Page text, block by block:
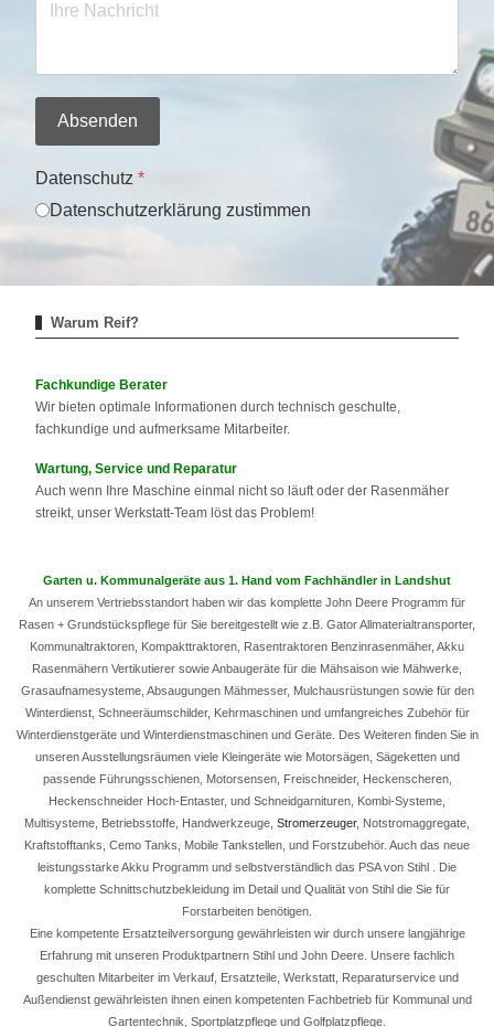
Absenden
Datenschutz *
Datenschutzerklärung zustimmen
Warum Reif?
Fachkundige Berater
Wir bieten optimale Informationen durch technisch geschulte,
fachkundige und aufmerksame Mitarbeiter.
Wartung, Service und Reparatur
Auch wenn Ihre Maschine einmal nicht so läuft oder der Rasenmäher
streikt, unser Werkstatt-Team löst das Problem!
Garten u. Kommunalgeräte aus 1. Hand vom Fachhändler in Landshut
An unserem Vertriebsstandort haben wir das komplette John Deere Programm für
Rasen + Grundstückspflege für Sie bereitgestellt wie z.B. Gator Allmaterialtransporter,
Kommunaltraktoren, Kompakttraktoren, Rasentraktoren Benzinrasenmäher, Akku
Rasenmähern Vertikutierer sowie Anbaugeräte für die Mähsaison wie Mähwerke,
Grasaufnamesysteme, Absaugungen Mähmesser, Mulchausrüstungen sowie für den
Winterdienst, Schneeräumschilder, Kehrmaschinen und umfangreiches Zubehör für
Winterdienstgeräte und Winterdienstmaschinen und Geräte. Des Weiteren finden Sie in
unseren Ausstellungsräumen viele Kleingeräte wie Motorsägen, Sägeketten und
passende Führungsschienen, Motorsensen, Freischneider, Heckenscheren,
Heckenschneider Hoch-Entaster, und Schneidgarnituren, Kombi-Systeme,
Multisysteme, Betriebsstoffe, Handwerkzeuge, Stromerzeuger, Notstromaggregate,
Kraftstofftanks, Cemo Tanks, Mobile Tankstellen, und Forstzubehör. Auch das neue
leistungsstarke Akku Programm und selbstverständlich das PSA von Stihl . Die
komplette Schnittschutzbekleidung im Detail und Qualität von Stihl die Sie für
Forstarbeiten benötigen.
Eine kompetente Ersatzteilversorgung gewährleisten wir durch unsere langjährige
Erfahrung mit unseren Produktpartnern Stihl und John Deere. Unsere fachlich
geschulten Mitarbeiter im Verkauf, Ersatzteile, Werkstatt, Reparaturservice und
Außendienst gewährleisten ihnen einen kompetenten Fachbetrieb für Kommunal und
Gartentechnik, Sportplatzpflege und Golfplatzpflege.